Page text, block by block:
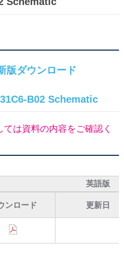
版ダウンロード
B02 Schematic
は資料の内容をご確認く
英語版
ンロード 更新日